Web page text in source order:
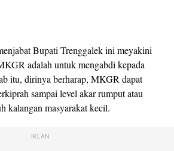
Bupati Trenggalek ini meyakini
adalah untuk mengabdi kepada
itu, dirinya berharap, MKGR dapat
sampai level akar rumput atau
kalangan masyarakat kecil.
IKLAN